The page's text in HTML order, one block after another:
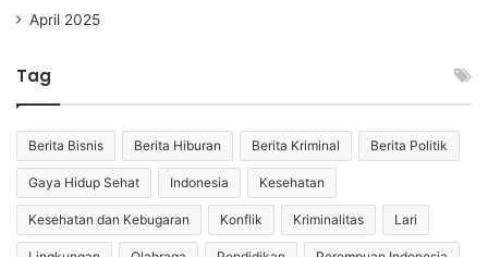
April 2025
Tag
Berita Bisnis Berita Hiburan Berita Kriminal Berita Politik
Gaya Hidup Sehat Indonesia Kesehatan
Kesehatan dan Kebugaran Konflik Kriminalitas Lari